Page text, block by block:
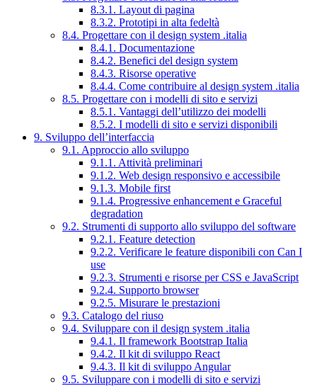
8.3.1. Layout di pagina
8.3.2. Prototipi in alta fedeltà
8.4. Progettare con il design system .italia
8.4.1. Documentazione
8.4.2. Benefici del design system
8.4.3. Risorse operative
8.4.4. Come contribuire al design system .italia
8.5. Progettare con i modelli di sito e servizi
8.5.1. Vantaggi dell’utilizzo dei modelli
8.5.2. I modelli di sito e servizi disponibili
9. Sviluppo dell’interfaccia
9.1. Approccio allo sviluppo
9.1.1. Attività preliminari
9.1.2. Web design responsivo e accessibile
9.1.3. Mobile first
9.1.4. Progressive enhancement e Graceful
degradation
9.2. Strumenti di supporto allo sviluppo del software
9.2.1. Feature detection
9.2.2. Verificare le feature disponibili con Can I
use
9.2.3. Strumenti e risorse per CSS e JavaScript
9.2.4. Supporto browser
9.2.5. Misurare le prestazioni
9.3. Catalogo del riuso
9.4. Sviluppare con il design system .italia
9.4.1. Il framework Bootstrap Italia
9.4.2. Il kit di sviluppo React
9.4.3. Il kit di sviluppo Angular
9.5. Sviluppare con i modelli di sito e servizi